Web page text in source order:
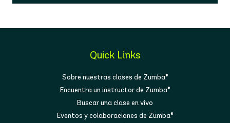
Quick Links
Sobre nuestras clases de Zumba®
Encuentra un instructor de Zumba®
Buscar una clase en vivo
Eventos y colaboraciones de Zumba®